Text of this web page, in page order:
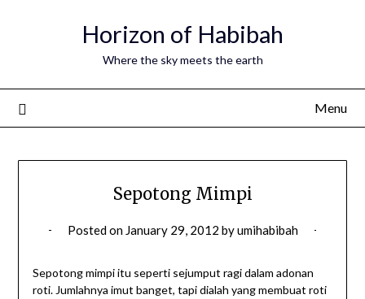
Horizon of Habibah
Where the sky meets the earth
Menu
Sepotong Mimpi
Posted on January 29, 2012 byumihabibah
Sepotong mimpi itu seperti sejumput ragi dalam adonan
roti. Jumlahnya imut banget, tapi dialah yang membuat roti